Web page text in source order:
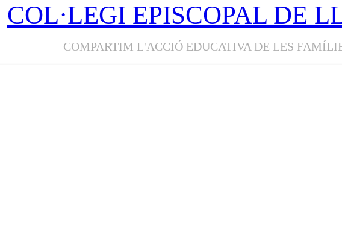
COL·LEGI EPISCOPAL DE
COMPARTIM L'ACCIÓ EDUCATIVA DE LES